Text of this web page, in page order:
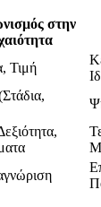
στην
Τιμή